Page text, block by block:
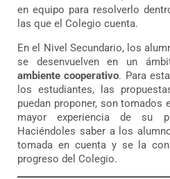
en equipo para resolverlo
las que el Colegio cuenta.
En el Nivel Secundario, los
se desenvuelven en un
ambiente cooperativo. Para
los estudiantes, las
puedan proponer, son tomados
mayor experiencia de su
Haciéndoles saber a los
tomada en cuenta y se la
progreso del Colegio.